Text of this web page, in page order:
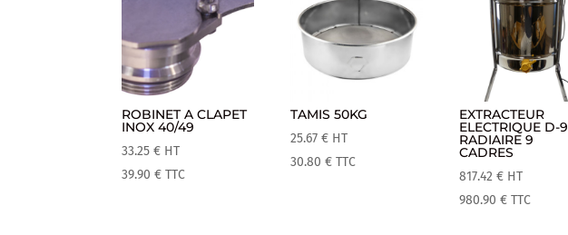
ROBINET A CLAPET
INOX 40/49
33.25€ HT
39.90€ TTC
TAMIS 50KG
25.67€ HT
30.80€ TTC
EXTRACTEUR
ELECTRIQUE D-9
RADIAIRE 9
CADRES
817.42€ HT
980.90€ TTC